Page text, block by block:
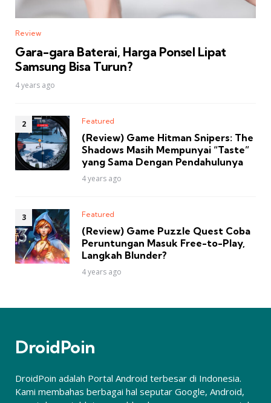
Review
Gara-gara Baterai, Harga Ponsel Lipat
Samsung Bisa Turun?
4 years ago
Featured
(Review) Game Hitman Snipers: The
Shadows Masih Mempunyai “Taste”
yang Sama Dengan Pendahulunya
4 years ago
Featured
(Review) Game Puzzle Quest Coba
Peruntungan Masuk Free-to-Play,
Langkah Blunder?
4 years ago
DroidPoin
DroidPoin adalah Portal Android terbesar di Indonesia.
Kami membahas berbagai hal seputar Google, Android,